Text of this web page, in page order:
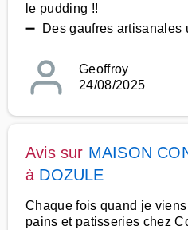
le pudding !!
➖ Des gaufres artisanales
Geoffroy
24/08/2025
Avis sur MAISON
à DOZULE
Chaque fois quand je
pains et patisseries chez